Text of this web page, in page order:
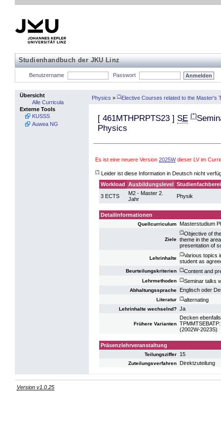
Studienhandbuch der JKU Linz
Benutzername Passwort
Übersicht
Alle Curricula
Externe Tools
KUSSS
Auwea NG
Physics » (*)Elective Courses related to the Master's
[ 461MTHPRPTS23 ] SE (*)
Physics
Es ist eine neuere Version 2025Wdieser LV im
(*) Leider ist diese Information in Deutsch nicht
Workload Ausbildungslevel
3 ECTS
M2 - Master 2.
Jahr
Physik
Detailinformationen
Quellcurriculum Masterstudium
Ziele
(*)Objective of
theme in the
presentation of
Lehrinhalte
(*)Various topics
student as
Beurteilungskriterien (*)Content and
Lehrmethoden (*)Seminar talks
Abhaltungssprache Englisch oder
Literatur (*)alternating
Lehrinhalte wechselnd? Ja
Frühere Varianten
Decken
(2002W-2023S)
Präsenzlehrveranstaltung
Teilungsziffer 15
Zuteilungsverfahren Direktzuteilung
Version v1.0.25